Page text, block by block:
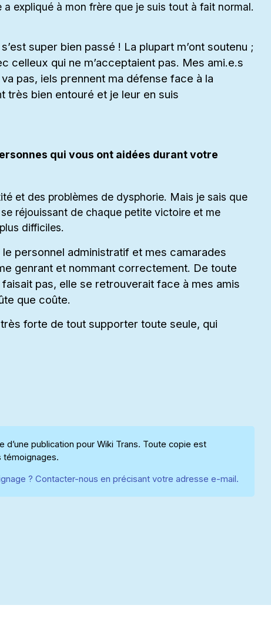
expliqué à mon frère que je suis tout à fait normal.
super bien passé ! La plupart m’ont soutenu ;
celleux qui ne m’acceptaient pas. Mes ami.e.s
pas, iels prennent ma défense face à la
très bien entouré et je leur en suis
qui vous ont aidées durant votre
et des problèmes de dysphorie. Mais je sais que
réjouissant de chaque petite victoire et me
difficiles.
personnel administratif et mes camarades
genrant et nommant correctement. De toute
pas, elle se retrouverait face à mes amis
que coûte.
forte de tout supporter toute seule, qui
d’une publication pour Wiki Trans. Toute copie est
témoignages.
? Contacter-nous en précisant votre adresse e-mail.